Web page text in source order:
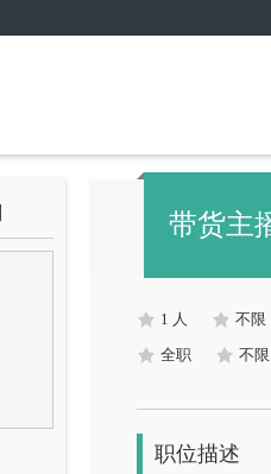
带货主
1 人
不限
全职
不限
职位描述